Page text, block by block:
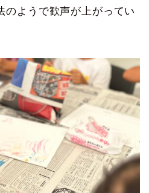
のようで歓声が上がってい